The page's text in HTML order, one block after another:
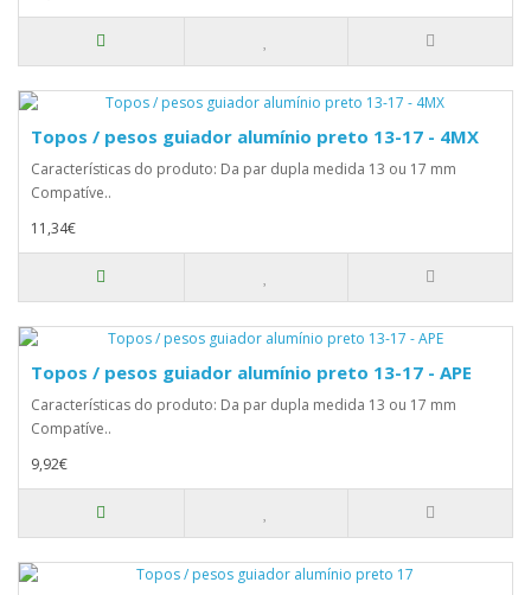
Topos / pesos guiador alumínio preto 13-17 - 4MX
Características do produto: Da par dupla medida 13 ou 17 mm
Compatíve..
11,34€
Topos / pesos guiador alumínio preto 13-17 - APE
Características do produto: Da par dupla medida 13 ou 17 mm
Compatíve..
9,92€